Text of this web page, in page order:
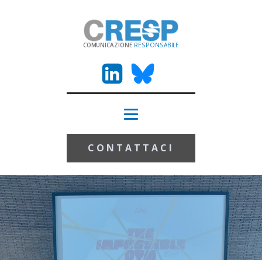
COMUNICAZIONE RESPONSABILE
CONTATTACI